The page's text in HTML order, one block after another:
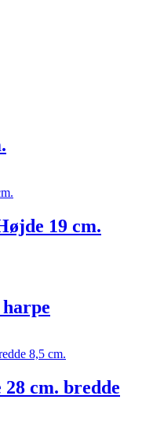
19 cm.
cm. bredde